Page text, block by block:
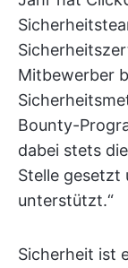
Mitbewerber
Bounty-
dabei stets
Stelle gesetzt
unterstützt.“
Sicherheit ist